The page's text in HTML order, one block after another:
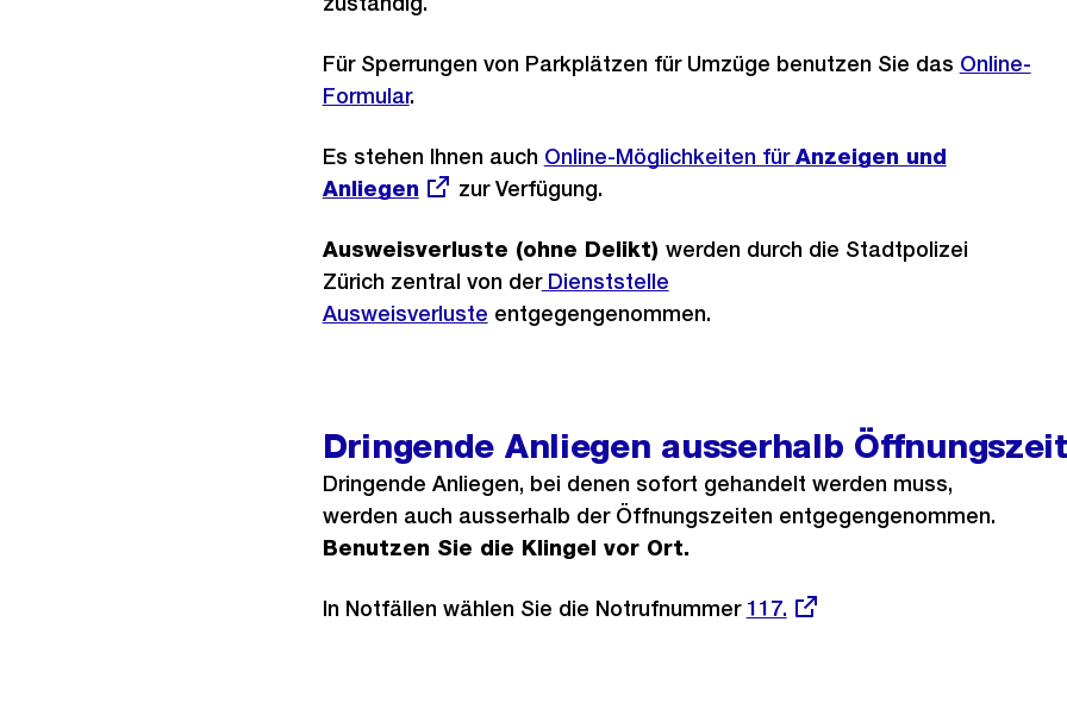
Für Sperrungen von Parkplätzen für Umzüge benutzen Sie das Online-
Formular.
Es stehen Ihnen auch Externer
Link:
Online-Möglichkeiten fürAnzeigen und
Anliegen
zur Verfügung.
Ausweisverluste (ohne Delikt) werden durch die Stadtpolizei
Zürich zentral von derDienststelle
Ausweisverluste entgegengenommen.
Dringende Anliegen ausserhalb
Dringende Anliegen, bei denen sofort gehandelt werden muss,
werden auch ausserhalb der Öffnungszeiten entgegengenommen.
Benutzen Sie die Klingel vor Ort.
In Notfällen wählen Sie die Notrufnummer Externer
117.